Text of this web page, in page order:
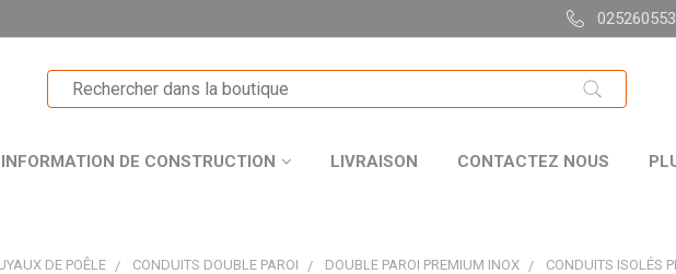
INFORMATION DE CONSTRUCTION LIVRAISON CONTACTEZ NOUS
DE POÊLE CONDUITS DOUBLE PAROI DOUBLE PAROI PREMIUM INOX
CONDUITS ISOLÉS